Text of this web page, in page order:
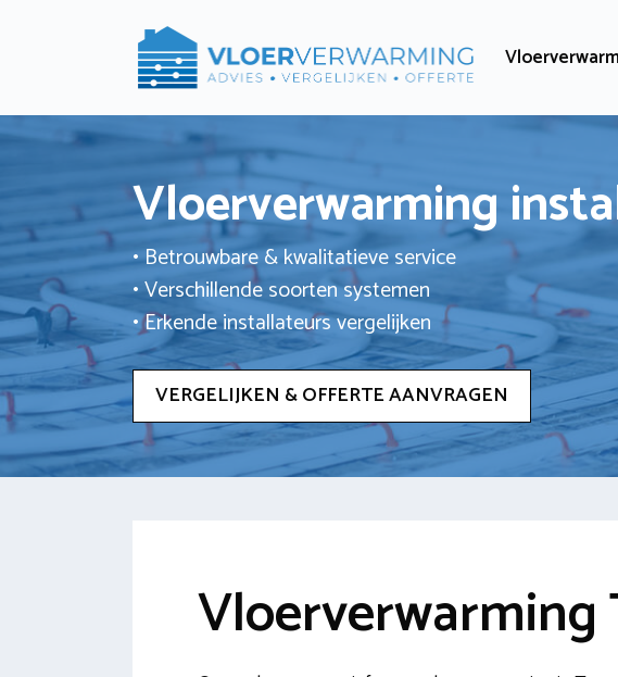
Vloerverwarming
• Betrouwbare & kwalitatieve service
• Verschillende soorten systemen
• Erkende installateurs vergelijken
VERGELIJKEN & OFFERTE AANVRAGEN
Vloerverwarming